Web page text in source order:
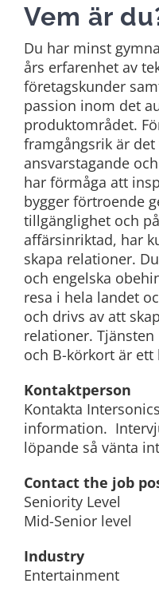
Vem är
Du har minst
års erfarenhet av
företagskunder
passion inom det
produktområdet.
framgångsrik är
ansvarstagande
har förmåga att
bygger förtroende
tillgänglighet och
affärsinriktad, har
skapa relationer.
och engelska
resa i hela landet
och drivs av att
relationer.
och B-körkort är ett
Kontaktperson
Kontakta
information.
löpande så vänta
Contact the job
Seniority Level
Mid-Senior level
Industry
Entertainment